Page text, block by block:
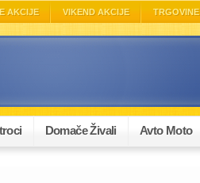
AKCIJE VIKEND AKCIJE TRGOVINE
Domače Živali Avto Moto